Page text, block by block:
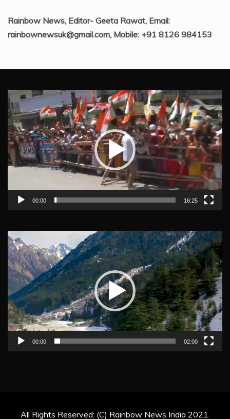
Rainbow News, Editor- Geeta Rawat, Email:
rainbownewsuk@gmail.com, Mobile: +91 8126 984153
Video
Player
00:00 16:25
Video
Player
00:00 02:00
All Rights Reserved: (C) Rainbow News India 2021.